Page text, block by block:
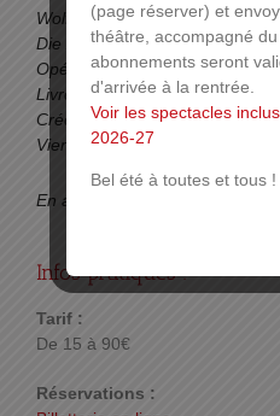
Wolfgang Amadeus Mozart
Die Zauberflöte
Opéra en deux actes.
Livret d’Emanuel Schikaneder.
Créé le 30 septembre 1791 au
Vienne.
En allemand, s
Infos pratiques :
Tarif :
De 15 à 90€
Réservations :
(page réserver) et
théâtre, accompagné
abonnements seront
d'arrivée à la rentrée.
Voir les spectacles
2026-27
Bel été à toutes et tous !